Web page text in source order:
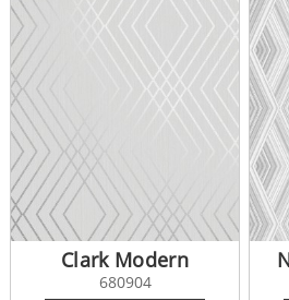
Scott Rhombus 681412
Clark Modern
680904